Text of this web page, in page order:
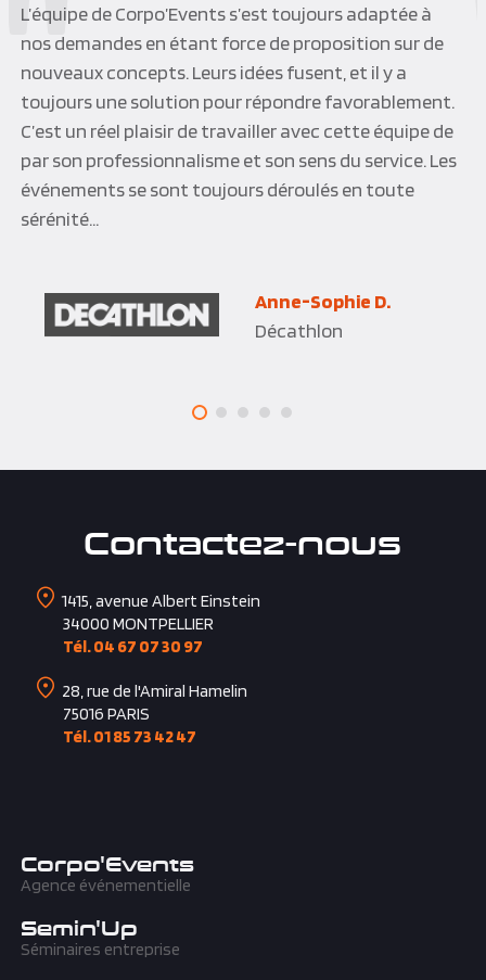
Une équipe CORPO’EVENTS à l’écoute de ses clients,
réactive et efficace. CORPO’EVENTS a su s’adapter à
notre environnement professionnel et nous proposer
des programmes personnalisés dans des délais
toujours très tendus. CORPO’EVENTS est devenu au
fil des années notre partenaire privilégié, les activités
sont toujours très appréciées et l’organisation
parfaite, du vrai sur mesure.
Joelle P.Q.
Vinci Construction
Contactez-nous
1415, avenue Albert Einstein
34000 MONTPELLIER
Tél. 04 67 07 30 97
28, rue de l'Amiral Hamelin
75016 PARIS
Tél. 01 85 73 42 47
Corpo'Events
Agence événementielle
Semin'Up
Séminaires entreprise